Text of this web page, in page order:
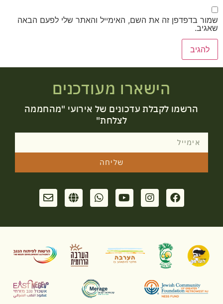
שמור בדפדפן זה את השם, האימייל והאתר שלי לפעם הבאה
שאגיב.
הישארו מעודכנים
הרשמו לקבלת עדכונים של אירועי "מהחממה
לצלחת"
שליחה